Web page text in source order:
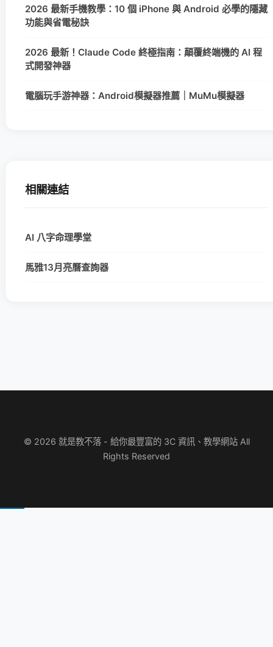
2026 最新手機教學：10 個 iPhone 與 Android 必學的隱藏
功能與省電秘訣
2026 最新！Claude Code 終極指南：顛覆終端機的 AI 程
式開發神器
電腦玩手游神器：Android模擬器推薦｜MuMu模擬器
相關連結
AI 八字命理學堂
馬雅13月亮曆查詢器
© 2026 就是教不落 - 給你最豐富的 3C 資訊、教學網站 All
Rights Reserved